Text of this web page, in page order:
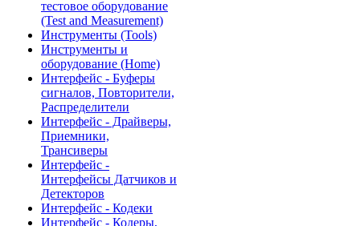
тестовое оборудование
(Test and Measurement)
Инструменты (Tools)
Инструменты и
оборудование (Home)
Интерфейс - Буферы
сигналов, Повторители,
Распределители
Интерфейс - Драйверы,
Приемники,
Трансиверы
Интерфейс -
Интерфейсы Датчиков и
Детекторов
Интерфейс - Кодеки
Интерфейс - Кодеры,